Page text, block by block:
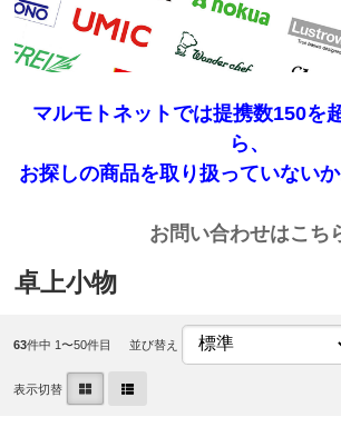
マルモトネットでは提携数150を
ら、
お探しの商品を取り扱っていないか
お問い合わせはこち
卓上小物
63件中 1〜50件目 並び替え
表示切替